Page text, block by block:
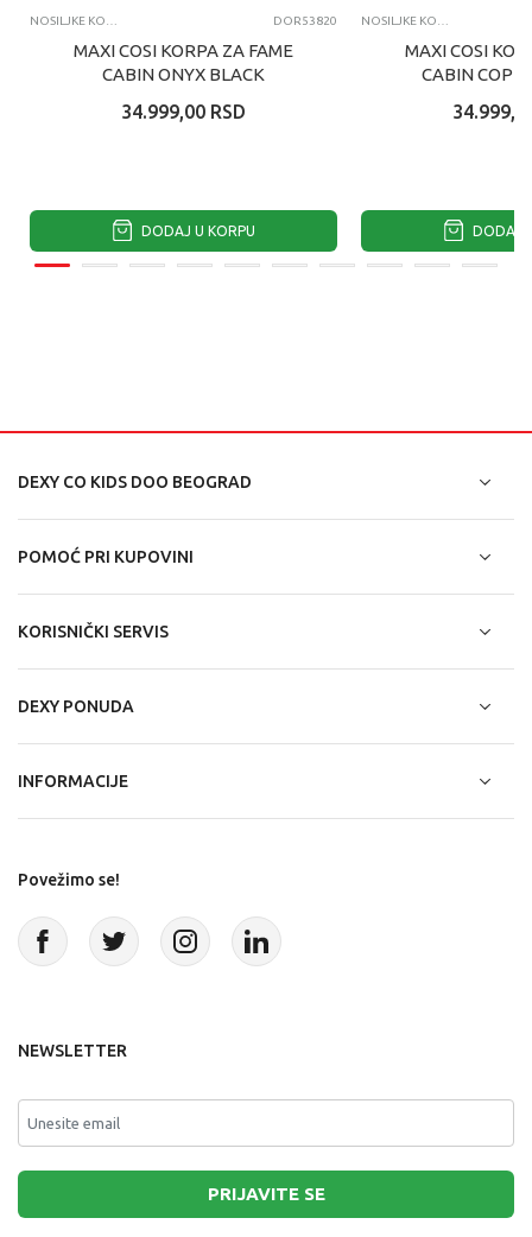
NOSILJKE KORPE DOR53820
MAXI COSI KORPA ZA FAME
CABIN ONYX BLACK
34.999,00 RSD
DODAJ U KORPU
NOSILJKE KORPE
MAXI COSI
CABIN
DODAJ
DEXY CO KIDS DOO BEOGRAD
POMOĆ PRI KUPOVINI
KORISNIČKI SERVIS
DEXY PONUDA
INFORMACIJE
Povežimo se!
NEWSLETTER
PRIJAVITE SE